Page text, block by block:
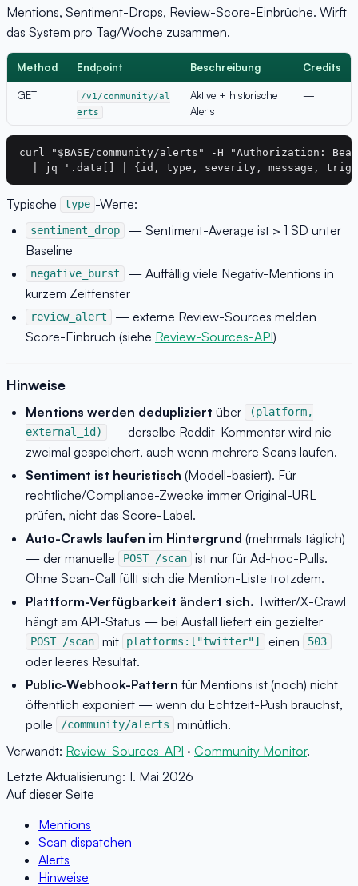
Mentions, Sentiment-Drops, Review-Score-Einbrüche. Wirft
das System pro Tag/Woche zusammen.
Method Endpoint Beschreibung Credits
GET
/v1/community/al
erts
Aktive + historische
Alerts
—
curl "$BASE/community/alerts" -H "Authorization:
Typische type -Werte:
sentiment_drop
— Sentiment-Average ist > 1 SD unter
Baseline
negative_burst
— Auffällig viele Negativ-Mentions in
kurzem Zeitfenster
review_alert
— externe Review-Sources melden
Score-Einbruch (siehe Review-Sources-API)
Hinweise
Mentions werden dedupliziert über
(platform,
external_id)
— derselbe Reddit-Kommentar wird nie
zweimal gespeichert, auch wenn mehrere Scans laufen.
Sentiment ist heuristisch (Modell-basiert). Für
rechtliche/Compliance-Zwecke immer Original-URL
prüfen, nicht das Score-Label.
Auto-Crawls laufen im Hintergrund (mehrmals täglich)
— der manuelle
POST /scan
ist nur für Ad-hoc-Pulls.
Ohne Scan-Call füllt sich die Mention-Liste trotzdem.
Plattform-Verfügbarkeit ändert sich. Twitter/X-Crawl
hängt am API-Status — bei Ausfall liefert ein gezielter
POST /scan mit platforms:["twitter"] einen 503
oder leeres Resultat.
Public-Webhook-Pattern für Mentions ist (noch) nicht
öffentlich exponiert — wenn du Echtzeit-Push brauchst,
polle
/community/alerts
minütlich.
Verwandt: Review-Sources-API · Community Monitor.
Letzte Aktualisierung: 1. Mai 2026
Auf dieser Seite
Mentions
Scan dispatchen
Alerts
Hinweise